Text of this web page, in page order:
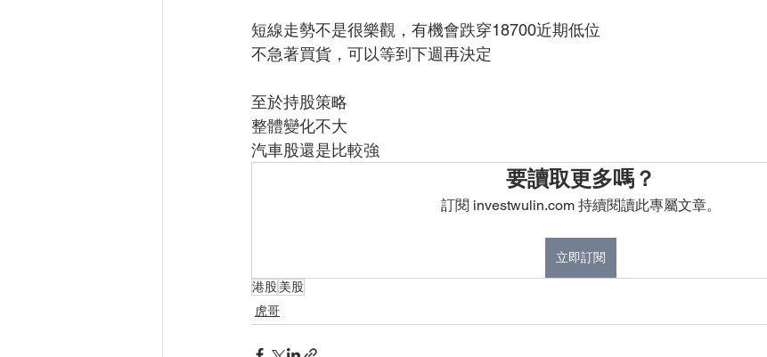
短線走勢不是很樂觀，有機會跌穿18700近期低位
不急著買貨，可以等到下週再決定
至於持股策略
整體變化不大
汽車股還是比較強
要讀取更多嗎？
訂閱 investwulin.com 持續閱讀此專屬文章。
立即訂閱
港股美股
虎哥